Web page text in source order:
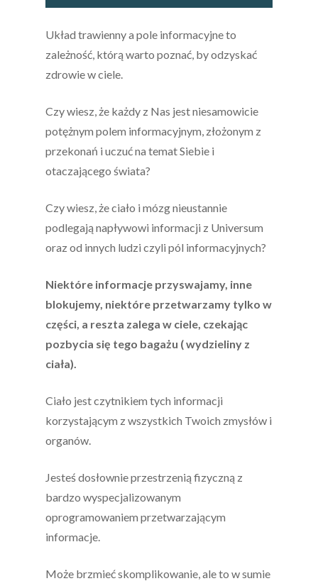
Układ trawienny a pole informacyjne to
zależność, którą warto poznać, by odzyskać
zdrowie w ciele.
Czy wiesz, że każdy z Nas jest niesamowicie
potężnym polem informacyjnym, złożonym z
przekonań i uczuć na temat Siebie i
otaczającego świata?
Czy wiesz, że ciało i mózg nieustannie
podlegają napływowi informacji z Universum
oraz od innych ludzi czyli pól informacyjnych?
Niektóre informacje przyswajamy, inne
blokujemy, niektóre przetwarzamy tylko w
części, a reszta zalega w ciele, czekając
pozbycia się tego bagażu ( wydzieliny z
ciała).
Ciało jest czytnikiem tych informacji
korzystającym z wszystkich Twoich zmysłów i
organów.
Jesteś dosłownie przestrzenią fizyczną z
bardzo wyspecjalizowanym
oprogramowaniem przetwarzającym
informacje.
Może brzmieć skomplikowanie, ale to w sumie